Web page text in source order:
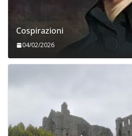
Cospirazioni
04/02/2026